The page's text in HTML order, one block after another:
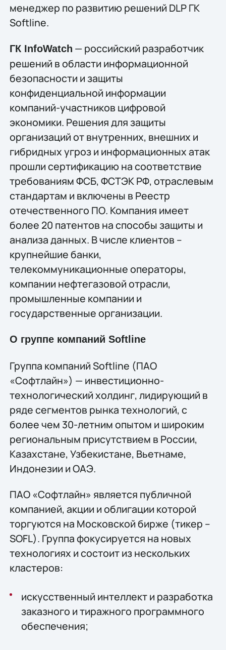
менеджер по развитию решений DLP ГК
Softline.
ГК InfoWatch — российский разработчик
решений в области информационной
безопасности и защиты
конфиденциальной информации
компаний-участников цифровой
экономики. Решения для защиты
организаций от внутренних, внешних и
гибридных угроз и информационных атак
прошли сертификацию на соответствие
требованиям ФСБ, ФСТЭК РФ, отраслевым
стандартам и включены в Реестр
отечественного ПО. Компания имеет
более 20 патентов на способы защиты и
анализа данных. В числе клиентов –
крупнейшие банки,
телекоммуникационные операторы,
компании нефтегазовой отрасли,
промышленные компании и
государственные организации.
О группе компаний Softline
Группа компаний Softline (ПАО
«Софтлайн») — инвестиционно-
технологический холдинг, лидирующий в
ряде сегментов рынка технологий, c
более чем 30-летним опытом и широким
региональным присутствием в России,
Казахстане, Узбекистане, Вьетнаме,
Индонезии и ОАЭ.
ПАО «Софтлайн» является публичной
компанией, акции и облигации которой
торгуются на Московской бирже (тикер –
SOFL). Группа фокусируется на новых
технологиях и состоит из нескольких
кластеров:
искусственный интеллект и разработка
заказного и тиражного программного
обеспечения;